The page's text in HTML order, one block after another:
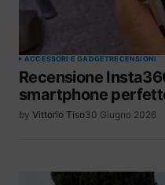
ACCESSORI E GADGETRECENSIONI
Recensione
smartphone
by Vittorio Tiso30 Giugno 2026